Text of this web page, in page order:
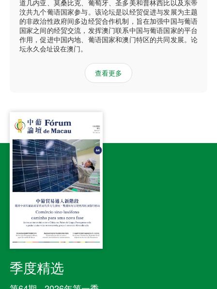
道几内亚、莫桑比克、葡萄牙、圣多美和普林西比以及东帝
汶共九个葡语国家参与。该论坛是以经贸促进与发展为主题
的非政治性政府间多边经贸合作机制，旨在加强中国与葡语
国家之间的经贸交流，发挥澳门联系中国与葡语国家的平台
作用，促进中国内地、葡语国家和澳门特区的共同发展。论
坛永久会址设在澳门。
查看更多
季度精选